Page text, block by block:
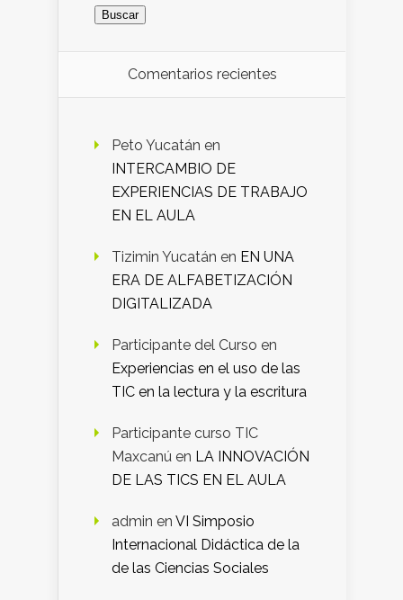
Comentarios recientes
Peto Yucatán en
INTERCAMBIO DE
EXPERIENCIAS DE TRABAJO
EN EL AULA
Tizimin Yucatán en EN UNA
ERA DE ALFABETIZACIÓN
DIGITALIZADA
Participante del Curso en
Experiencias en el uso de las
TIC en la lectura y la escritura
Participante curso TIC
Maxcanú en LA INNOVACIÓN
DE LAS TICS EN EL AULA
admin en VI Simposio
Internacional Didáctica de la
de las Ciencias Sociales